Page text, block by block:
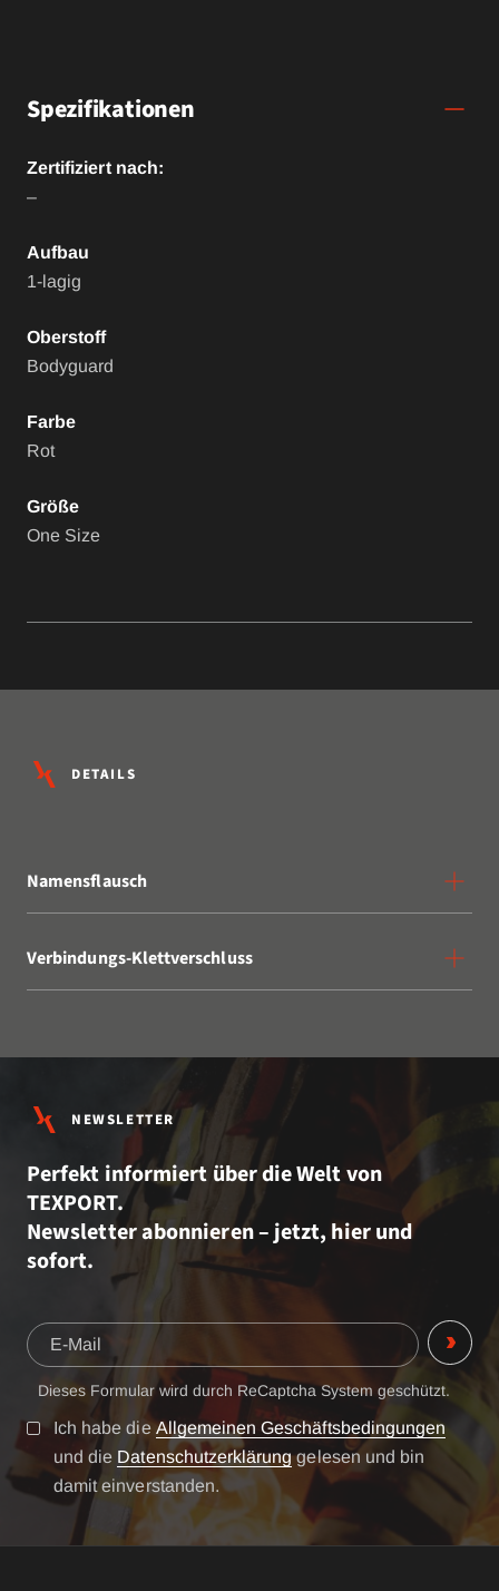
Spezifikationen
Zertifiziert nach:
–
Aufbau
1-lagig
Oberstoff
Bodyguard
Farbe
Rot
Größe
One Size
DETAILS
Namensflausch
Verbindungs-Klettverschluss
NEWSLETTER
Perfekt informiert über die Welt von
TEXPORT.
Newsletter abonnieren – jetzt, hier und
sofort.
Dieses Formular wird durch ReCaptcha System geschützt.
Ich habe die Allgemeinen Geschäftsbedingungen
und die Datenschutzerklärunggelesen und bin
damit einverstanden.